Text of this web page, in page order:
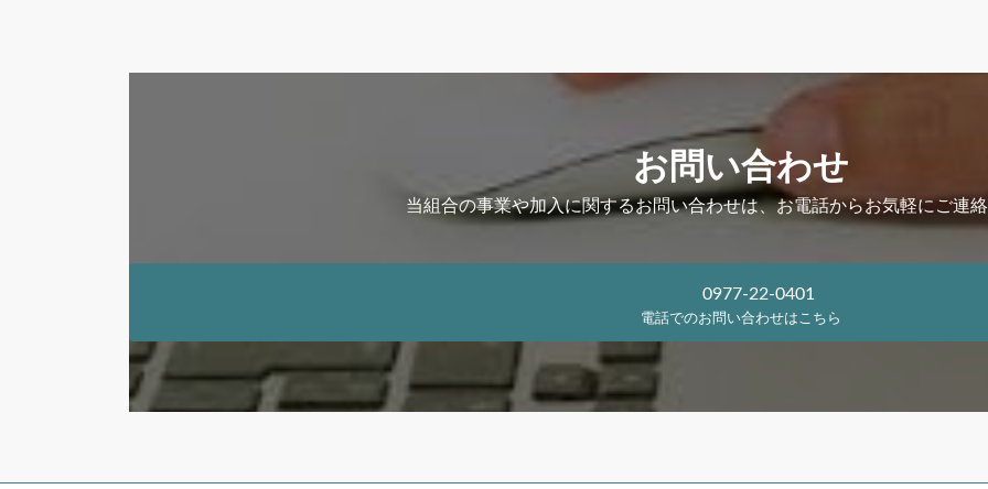
お問い合わせ
当組合の事業や加入に関するお問い合わせは、お電話からお気軽にご連
0977-22-0401
電話でのお問い合わせはこちら